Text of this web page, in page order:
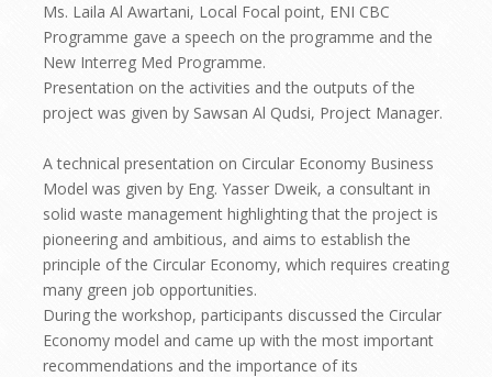
Ms. Laila Al Awartani, Local Focal point, ENI CBC
Programme gave a speech on the programme and the
New Interreg Med Programme.
Presentation on the activities and the outputs of the
project was given by Sawsan Al Qudsi, Project Manager.
A technical presentation on Circular Economy Business
Model was given by Eng. Yasser Dweik, a consultant in
solid waste management highlighting that the project is
pioneering and ambitious, and aims to establish the
principle of the Circular Economy, which requires creating
many green job opportunities.
During the workshop, participants discussed the Circular
Economy model and came up with the most important
recommendations and the importance of its